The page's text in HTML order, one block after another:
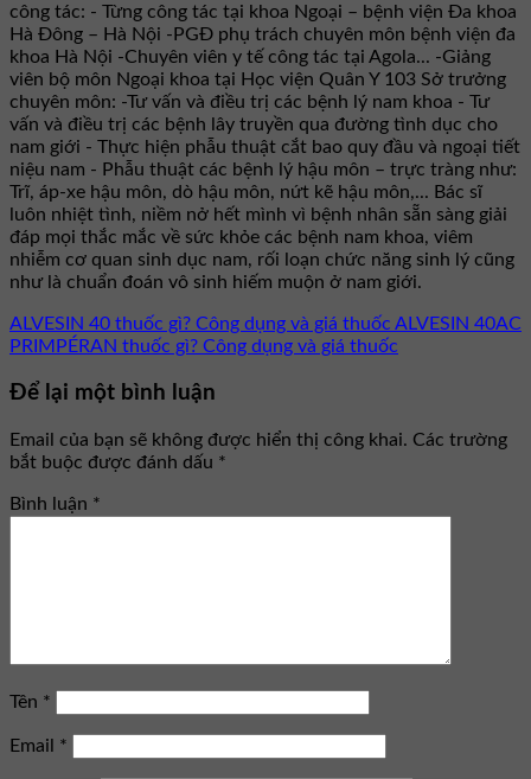
công tác: - Từng công tác tại khoa Ngoại – bệnh viện Đa khoa
Hà Đông – Hà Nội -PGĐ phụ trách chuyên môn bệnh viện đa
khoa Hà Nội -Chuyên viên y tế công tác tại Agola... -Giảng
viên bộ môn Ngoại khoa tại Học viện Quân Y 103 Sở trưởng
chuyên môn: -Tư vấn và điều trị các bệnh lý nam khoa - Tư
vấn và điều trị các bệnh lây truyền qua đường tình dục cho
nam giới - Thực hiện phẫu thuật cắt bao quy đầu và ngoại tiết
niệu nam - Phẫu thuật các bệnh lý hậu môn – trực tràng như:
Trĩ, áp-xe hậu môn, dò hậu môn, nứt kẽ hậu môn,... Bác sĩ
luôn nhiệt tình, niềm nở hết mình vì bệnh nhân sẵn sàng giải
đáp mọi thắc mắc về sức khỏe các bệnh nam khoa, viêm
nhiễm cơ quan sinh dục nam, rối loạn chức năng sinh lý cũng
như là chuẩn đoán vô sinh hiếm muộn ở nam giới.
ALVESIN 40 thuốc gì? Công dụng và giá thuốc ALVESIN 40AC
PRIMPÉRAN thuốc gì? Công dụng và giá thuốc
Để lại một bình luận
Email của bạn sẽ không được hiển thị công khai. Các trường
bắt buộc được đánh dấu *
Bình luận *
Tên *
Email *